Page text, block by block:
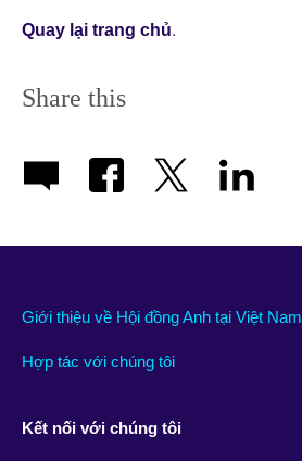
Quay lại trang chủ.
Share this
Giới thiệu về Hội đồng Anh tại Việt Nam
Hợp tác với chúng tôi
Kết nối với chúng tôi